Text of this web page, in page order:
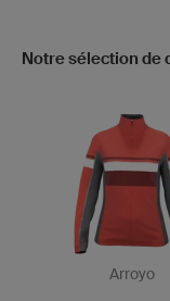
Notre sélection de
Arroyo